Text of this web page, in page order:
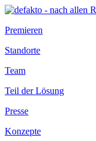
Premieren
Standorte
Team
Teil der Lösung
Presse
Konzepte